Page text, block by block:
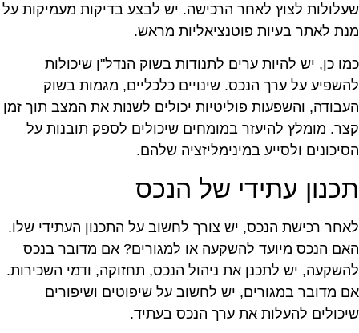
לצוץ לאחר הרכישה. יש לבצע בדיקות מעמיקות על
לאתר בעיות פוטנציאליות מראש.
כן, יש להיות ערים לתנודות בשוק הנדל"ן שיכולות
על ערך הנכס. שינויים כלכליים, מגמות בשוק
והשפעות פוליטיות יכולים לשנות את המצב תוך זמן
מומלץ להיעזר במומחים שיכולים לספק תובנות על
ולסייע במינימליזציה שלהם.
עתידי של הנכס
רכישת הנכס, יש צורך לחשוב על התכנון העתידי שלו.
הנכס מיועד להשקעה או למגורים? אם מדובר בנכס
יש לתכנן את ניהול הנכס, תחזוקה, ודמי השכירות.
מדובר במגורים, יש לחשוב על שיפוטים ושיפורים
להעלות את ערך הנכס בעתיד.